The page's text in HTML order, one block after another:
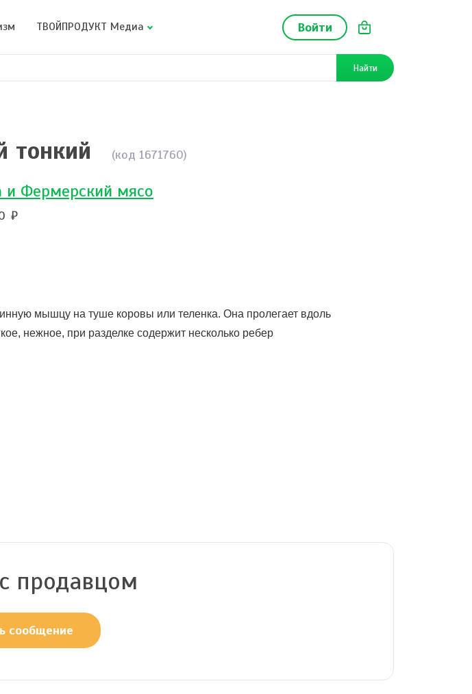
Войти
ТВОЙПРОДУКТ Медиа
Найти
тонкий (код 1671760)
Фермерский мясо
мышцу на туше коровы или теленка. Она пролегает вдоль
нежное, при разделке содержит несколько ребер
продавцом
сообщение